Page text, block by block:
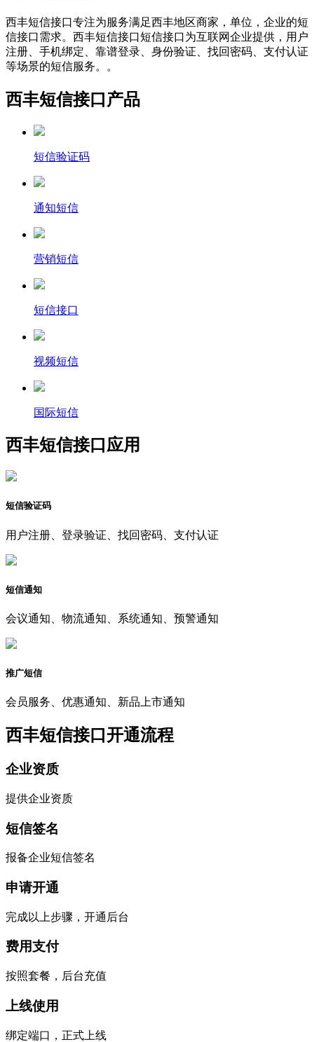
西丰短信接口专注为服务满足西丰地区商家，单位，企业的短
信接口需求。西丰短信接口短信接口为互联网企业提供，用户
注册、手机绑定、靠谱登录、身份验证、找回密码、支付认证
等场景的短信服务。。
西丰短信接口产品
短信验证码
通知短信
营销短信
短信接口
视频短信
国际短信
西丰短信接口应用
短信验证码
用户注册、登录验证、找回密码、支付认证
短信通知
会议通知、物流通知、系统通知、预警通知
推广短信
会员服务、优惠通知、新品上市通知
西丰短信接口开通流程
企业资质
提供企业资质
短信签名
报备企业短信签名
申请开通
完成以上步骤，开通后台
费用支付
按照套餐，后台充值
上线使用
绑定端口，正式上线